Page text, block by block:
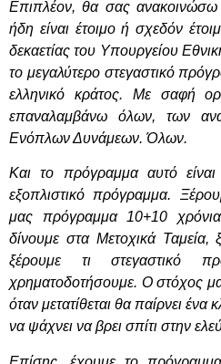
Επιπλέον, θα σας ανακοινώσω
ήδη είναι έτοιμο ή σχεδόν
δεκαετίας του Υπουργείου
το μεγαλύτερο στεγαστικό
ελληνικό κράτος. Με σαφή
επαναλαμβάνω όλων, των
Ενόπλων Δυνάμεων. Όλων.
Και το πρόγραμμα αυτό
εξοπλιστικό πρόγραμμα.
μας πρόγραμμα 10+10
δίνουμε στα Μετοχικά Ταμεία,
ξέρουμε τι στεγαστικό
χρηματοδοτήσουμε. Ο στόχος
όταν μετατίθεται θα παίρνει ένα
να ψάχνει να βρει σπίτι στην